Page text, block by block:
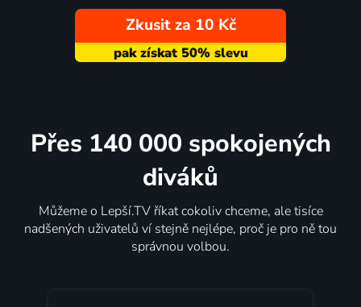
Zkusit za 10 Kč
Přes 140 000 spokojených
diváků
Můžeme o Lepší.TV říkat cokoliv chceme, ale tisíce
nadšených uživatelů ví stejně nejlépe, proč je pro ně tou
správnou volbou.